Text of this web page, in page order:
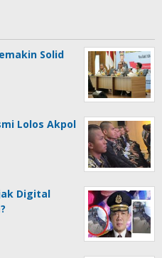
Solid
Lolos Akpol
Digital